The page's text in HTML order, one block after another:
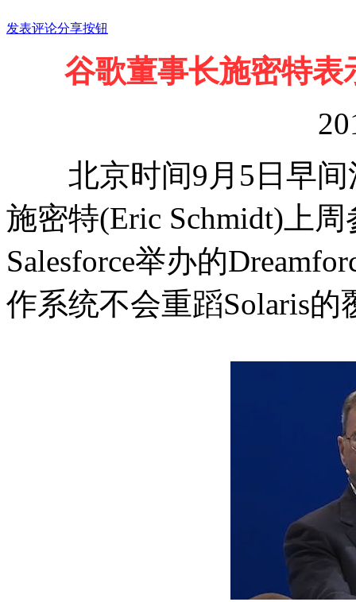
发表评论分享按钮
谷歌董事长施密特
北京时间9月5日早间
施密特(Eric Schmidt)上
Salesforce举办的
作系统不会重蹈Solaris